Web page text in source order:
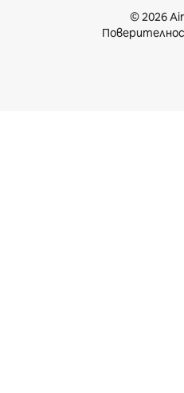
© 2026